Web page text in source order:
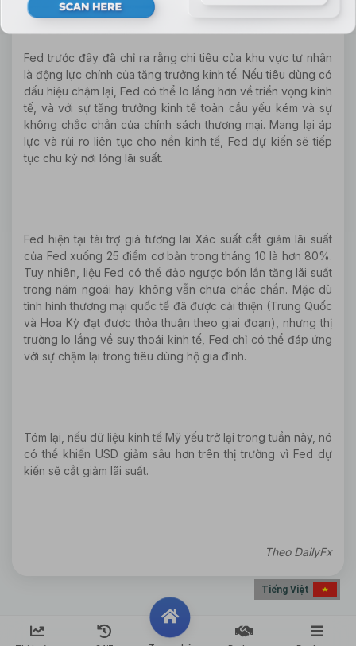
Tiếng Việt
Fed trước đây đã chỉ ra rằng chi tiêu của khu vực tư nhân
là động lực chính của tăng trưởng kinh tế. Nếu tiêu dùng có
dấu hiệu chậm lại, Fed có thể lo lắng hơn về triển vọng kinh
tế, và với sự tăng trưởng kinh tế toàn cầu yếu kém và sự
không chắc chắn của chính sách thương mại. Mang lại áp
lực và rủi ro liên tục cho nền kinh tế, Fed dự kiến sẽ tiếp
tục chu kỳ nới lỏng lãi suất.
Fed hiện tại tài trợ giá tương lai Xác suất cắt giảm lãi suất
của Fed xuống 25 điểm cơ bản trong tháng 10 là hơn 80%.
Tuy nhiên, liệu Fed có thể đảo ngược bốn lần tăng lãi suất
trong năm ngoái hay không vẫn chưa chắc chắn. Mặc dù
tình hình thương mại quốc tế đã được cải thiện (Trung Quốc
và Hoa Kỳ đạt được thỏa thuận theo giai đoạn), nhưng thị
trường lo lắng về suy thoái kinh tế, Fed chỉ có thể đáp ứng
với sự chậm lại trong tiêu dùng hộ gia đình.
Tóm lại, nếu dữ liệu kinh tế Mỹ yếu trở lại trong tuần này, nó
có thể khiến USD giảm sâu hơn trên thị trường vì Fed dự
kiến sẽ cắt giảm lãi suất.
Theo DailyFx